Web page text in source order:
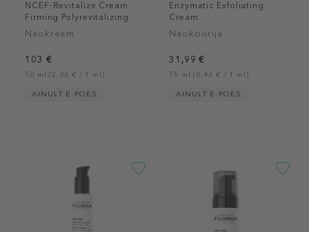
NCEF-Revitalize Cream
Firming Polyrevitalizing
Cream
Näokreem
103 €
50 ml (2,06 € / 1 ml)
AINULT E-POES
Enzymatic Exfoliating
Cream
Näokoorija
31,99 €
75 ml (0,43 € / 1 ml)
AINULT E-POES